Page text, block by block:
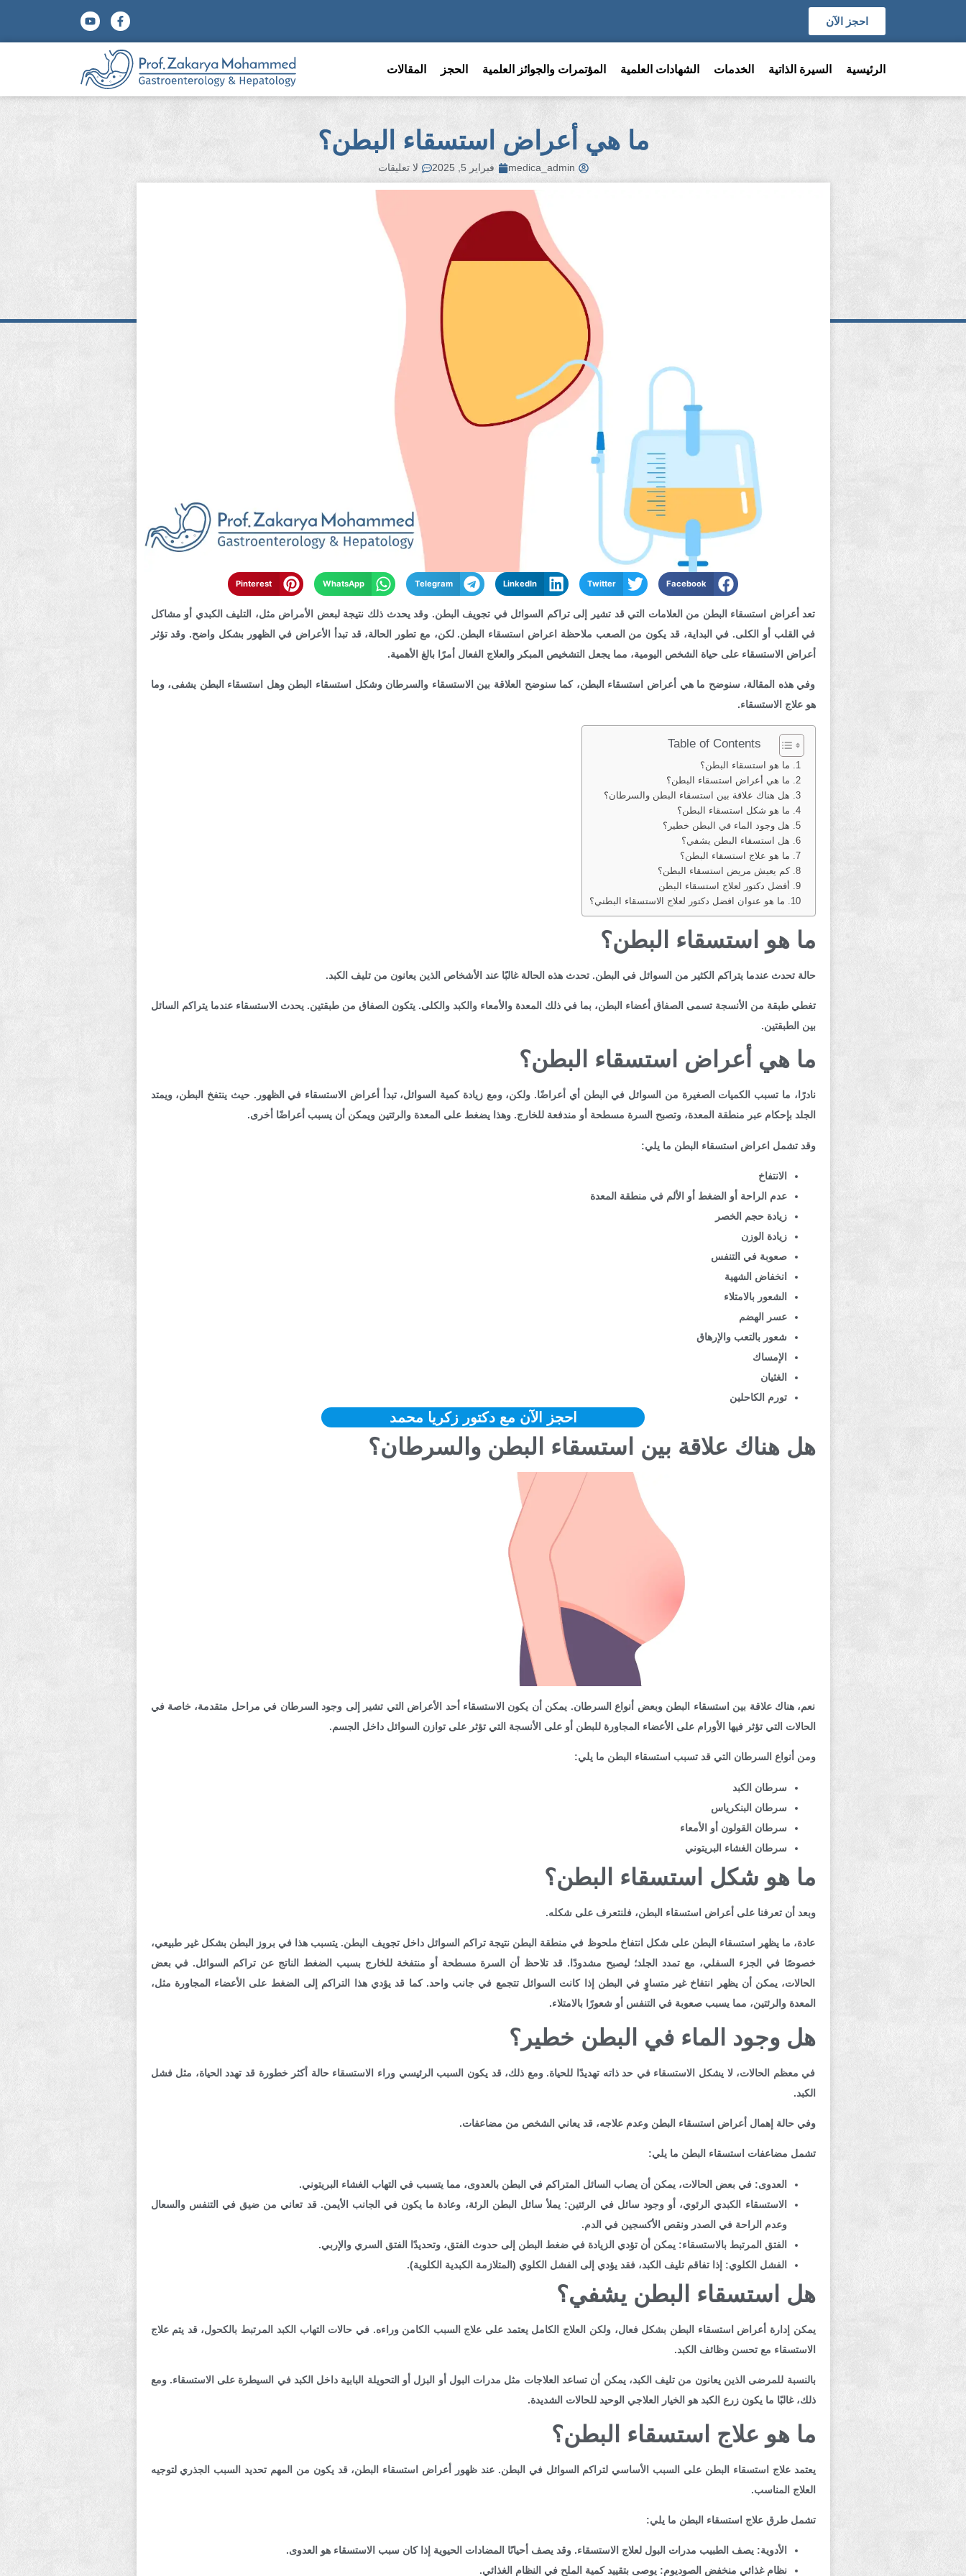
احجز الآن
الرئيسية السيرة الذاتية الخدمات الشهادات العلمية المؤتمرات والجوائز العلمية الحجز المقالات
ما هي أعراض استسقاء البطن؟
medica_admin فبراير 5, 2025 لا تعليقات
Facebook
Twitter
LinkedIn
Telegram
WhatsApp
Pinterest
تعد أعراض استسقاء البطن من العلامات التي قد تشير إلى تراكم السوائل في تجويف البطن. وقد يحدث ذلك نتيجة لبعض الأمراض مثل، التليف الكبدي أو مشاكل
في القلب أو الكلى. في البداية، قد يكون من الصعب ملاحظة اعراض استسقاء البطن. لكن، مع تطور الحالة، قد تبدأ الأعراض في الظهور بشكل واضح. وقد تؤثر
أعراض الاستسقاء على حياة الشخص اليومية، مما يجعل التشخيص المبكر والعلاج الفعال أمرًا بالغ الأهمية.
وفي هذه المقالة، سنوضح ما هي أعراض استسقاء البطن، كما سنوضح العلاقة بين الاستسقاء والسرطان وشكل استسقاء البطن وهل استسقاء البطن يشفى، وما
هو علاج الاستسقاء.
Table of Contents
ما هو استسقاء البطن؟
ما هي أعراض استسقاء البطن؟
هل هناك علاقة بين استسقاء البطن والسرطان؟
ما هو شكل استسقاء البطن؟
هل وجود الماء في البطن خطير؟
هل استسقاء البطن يشفي؟
ما هو علاج استسقاء البطن؟
كم يعيش مريض استسقاء البطن؟
أفضل دكتور لعلاج استسقاء البطن
ما هو عنوان افضل دكتور لعلاج الاستسقاء البطني؟
ما هو استسقاء البطن؟
حالة تحدث عندما يتراكم الكثير من السوائل في البطن. تحدث هذه الحالة غالبًا عند الأشخاص الذين يعانون من تليف الكبد.
تغطي طبقة من الأنسجة تسمى الصفاق أعضاء البطن، بما في ذلك المعدة والأمعاء والكبد والكلى. يتكون الصفاق من طبقتين. يحدث الاستسقاء عندما يتراكم السائل
بين الطبقتين.
ما هي أعراض استسقاء البطن؟
نادرًا، ما تسبب الكميات الصغيرة من السوائل في البطن أي أعراضًا. ولكن، ومع زيادة كمية السوائل، تبدأ أعراض الاستسقاء في الظهور. حيث ينتفخ البطن، ويمتد
الجلد بإحكام عبر منطقة المعدة، وتصبح السرة مسطحة أو مندفعة للخارج. وهذا يضغط على المعدة والرئتين ويمكن أن يسبب أعراضًا أخرى.
وقد تشمل اعراض استسقاء البطن ما يلي:
الانتفاخ
عدم الراحة أو الضغط أو الألم في منطقة المعدة
زيادة حجم الخصر
زيادة الوزن
صعوبة في التنفس
انخفاض الشهية
الشعور بالامتلاء
عسر الهضم
شعور بالتعب والإرهاق
الإمساك
الغثيان
تورم الكاحلين
احجز الآن مع دكتور زكريا محمد
هل هناك علاقة بين استسقاء البطن والسرطان؟
نعم، هناك علاقة بين استسقاء البطن وبعض أنواع السرطان. يمكن أن يكون الاستسقاء أحد الأعراض التي تشير إلى وجود السرطان في مراحل متقدمة، خاصة في
الحالات التي تؤثر فيها الأورام على الأعضاء المجاورة للبطن أو على الأنسجة التي تؤثر على توازن السوائل داخل الجسم.
ومن أنواع السرطان التي قد تسبب استسقاء البطن ما يلي:
سرطان الكبد
سرطان البنكرياس
سرطان القولون أو الأمعاء
سرطان الغشاء البريتوني
ما هو شكل استسقاء البطن؟
وبعد أن تعرفنا على أعراض استسقاء البطن، فلنتعرف على شكله.
عادة، ما يظهر استسقاء البطن على شكل انتفاخ ملحوظ في منطقة البطن نتيجة تراكم السوائل داخل تجويف البطن. يتسبب هذا في بروز البطن بشكل غير طبيعي،
خصوصًا في الجزء السفلي، مع تمدد الجلد؛ ليصبح مشدودًا. قد تلاحظ أن السرة مسطحة أو منتفخة للخارج بسبب الضغط الناتج عن تراكم السوائل. في بعض
الحالات، يمكن أن يظهر انتفاخ غير متساوٍ في البطن إذا كانت السوائل تتجمع في جانب واحد. كما قد يؤدي هذا التراكم إلى الضغط على الأعضاء المجاورة مثل،
المعدة والرئتين، مما يسبب صعوبة في التنفس أو شعورًا بالامتلاء.
هل وجود الماء في البطن خطير؟
في معظم الحالات، لا يشكل الاستسقاء في حد ذاته تهديدًا للحياة. ومع ذلك، قد يكون السبب الرئيسي وراء الاستسقاء حالة أكثر خطورة قد تهدد الحياة، مثل فشل
الكبد.
وفي حالة إهمال أعراض استسقاء البطن وعدم علاجه، قد يعاني الشخص من مضاعفات.
تشمل مضاعفات استسقاء البطن ما يلي:
العدوى: في بعض الحالات، يمكن أن يصاب السائل المتراكم في البطن بالعدوى، مما يتسبب في التهاب الغشاء البريتوني.
الاستسقاء الكبدي الرئوي، أو وجود سائل في الرئتين: يملأ سائل البطن الرئة، وعادة ما يكون في الجانب الأيمن. قد تعاني من ضيق في التنفس والسعال
وعدم الراحة في الصدر ونقص الأكسجين في الدم.
الفتق المرتبط بالاستسقاء: يمكن أن تؤدي الزيادة في ضغط البطن إلى حدوث الفتق، وتحديدًا الفتق السري والإربي.
الفشل الكلوي: إذا تفاقم تليف الكبد، فقد يؤدي إلى الفشل الكلوي (المتلازمة الكبدية الكلوية).
هل استسقاء البطن يشفي؟
يمكن إدارة أعراض استسقاء البطن بشكل فعال، ولكن العلاج الكامل يعتمد على علاج السبب الكامن وراءه. في حالات التهاب الكبد المرتبط بالكحول، قد يتم علاج
الاستسقاء مع تحسن وظائف الكبد.
بالنسبة للمرضى الذين يعانون من تليف الكبد، يمكن أن تساعد العلاجات مثل مدرات البول أو البزل أو التحويلة البابية داخل الكبد في السيطرة على الاستسقاء. ومع
ذلك، غالبًا ما يكون زرع الكبد هو الخيار العلاجي الوحيد للحالات الشديدة.
ما هو علاج استسقاء البطن؟
يعتمد علاج استسقاء البطن على السبب الأساسي لتراكم السوائل في البطن. عند ظهور أعراض استسقاء البطن، قد يكون من المهم تحديد السبب الجذري لتوجيه
العلاج المناسب.
تشمل طرق علاج استسقاء البطن ما يلي:
الأدوية: يصف الطبيب مدرات البول لعلاج الاستسقاء. وقد يصف أحيانًا المضادات الحيوية إذا كان سبب الاستسقاء هو العدوى.
نظام غذائي منخفض الصوديوم: يوصى بتقييد كمية الملح في النظام الغذائي.